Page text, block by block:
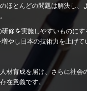
ほとんどの問題は解決し、
修を実施しやすいものにす
やし日本の技術力を上げて
材育成を届け、さらに社会
在意義です。